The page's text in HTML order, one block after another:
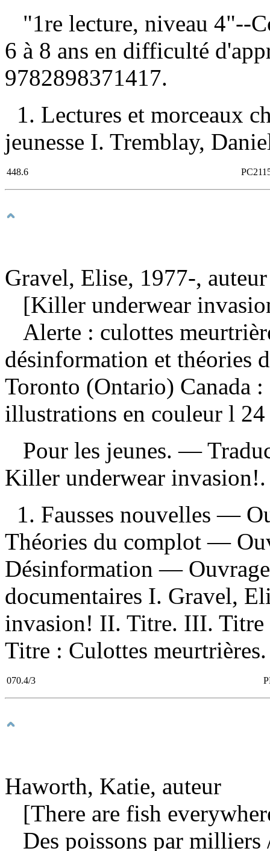
"1re lecture, niveau 4"--
6 à 8 ans en difficulté
9782898371417.
1. Lectures et morceaux
jeunesse I. Tremblay,
448.6
Gravel, Elise, 1977-, auteur
[Killer underwear
Alerte : culottes
désinformation et théories
Toronto (Ontario) Canada
illustrations en couleur l 24
Pour les jeunes. —
Killer underwear
1. Fausses nouvelles —
Théories du complot —
Désinformation —
documentaires I. Gravel,
invasion! II. Titre. III. Titre
Titre : Culottes meurtrières.
070.4/3
Haworth, Katie, auteur
[There are fish
Des poissons par milliers